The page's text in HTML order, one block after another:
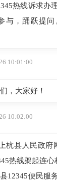
热线诉求办
与，踊跃提问
10:01:00
，大家好！
10:02:00
杭县人民政府
热线架起连
12345便民服